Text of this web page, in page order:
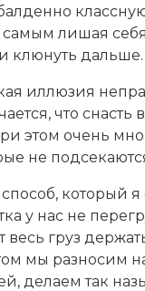
лишая себя
клюнуть дальше.
иллюзия
что снасть
этом очень
не
который я
у нас не
груз
мы разносим
делаем так